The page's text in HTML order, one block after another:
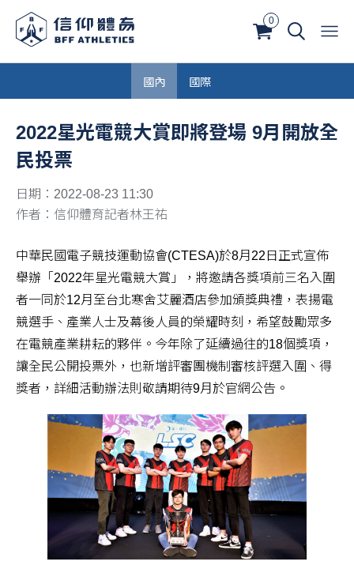
0
國內 國際
2022星光電競大賞即將登場 9月開放全
民投票
日期：2022-08-23 11:30
作者：信仰體育記者林王祐
中華民國電子競技運動協會(CTESA)於8月22日正式宣佈
舉辦「2022年星光電競大賞」，將邀請各獎項前三名入圍
者一同於12月至台北寒舍艾麗酒店參加頒獎典禮，表揚電
競選手、產業人士及幕後人員的榮耀時刻，希望鼓勵眾多
在電競產業耕耘的夥伴。今年除了延續過往的18個獎項，
讓全民公開投票外，也新增評審團機制審核評選入圍、得
獎者，詳細活動辦法則敬請期待9月於官網公告。